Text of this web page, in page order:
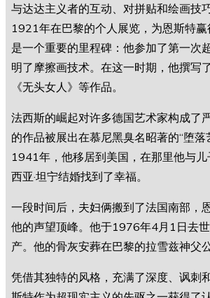
与达达主义者的互动、对拼贴和绘画技
1921年在巴黎的个人展览，为恩斯特
是一个重要的里程碑：他参加了第一次
明了摩擦画技术。在这一时期，他撰写
《无头女人》等作品。
法西斯的崛起对许多德国艺术家构成了
的作品被展出在慕尼黑臭名昭著的“堕落
1941年，他移居到美国，在那里他与
西亚·坦宁结婚找到了幸福。
一段时间后，夫妇俩搬到了法国南部，
他的声望顶峰。他于1976年4月1日去
产。他的骨灰安葬在巴黎的拉雪兹神父公
凭借其独特的风格，充满了深度、讽刺